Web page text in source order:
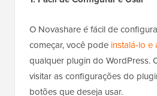
O Novashare é fácil de
começar, você pode instalá-lo e
qualquer plugin do WordPress.
visitar as configurações do
botões que deseja usar.